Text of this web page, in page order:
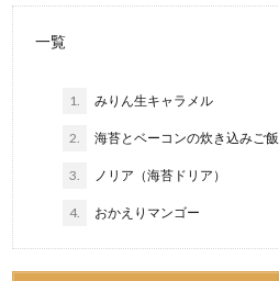
一覧
1. みりん生キャラメル
2. 海苔とベーコンの炊き込みご飯
3. ノリア（海苔ドリア）
4. おかえりマンゴー